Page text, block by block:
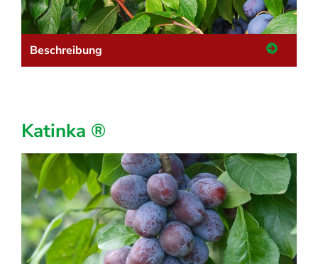
Beschreibung
Katinka ®